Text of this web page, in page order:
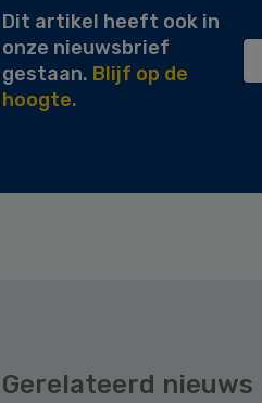
Dit artikel heeft ook in
onze nieuwsbrief
gestaan. Blijf op de
hoogte.
Gerelateerd nieuws